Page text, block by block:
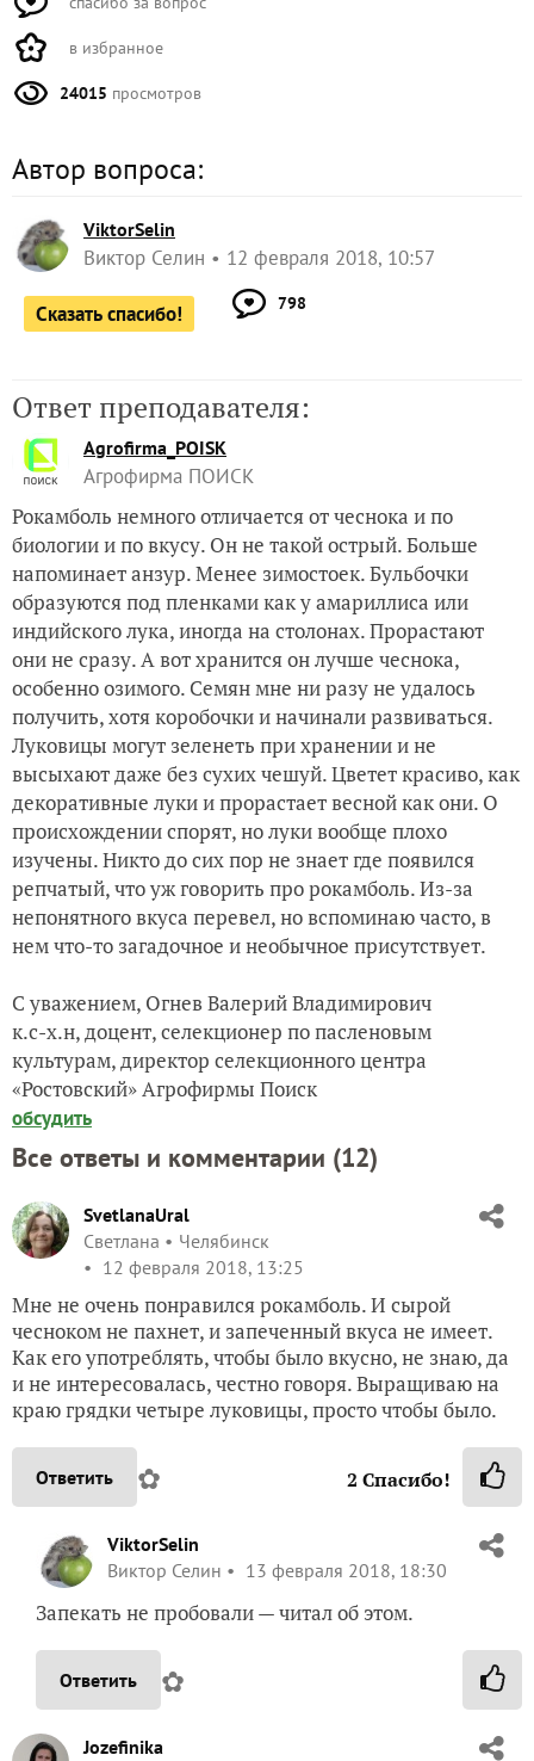
в избранное
24015 просмотров
Автор вопроса:
ViktorSelin
Виктор Селин 12 февраля 2018, 10:57
Сказать спасибо! 798
Ответ преподавателя:
Agrofirma_POISK
Агрофирма ПОИСК
Рокамболь немного отличается от чеснока и по
биологии и по вкусу. Он не такой острый. Больше
напоминает анзур. Менее зимостоек. Бульбочки
образуются под пленками как у амариллиса или
индийского лука, иногда на столонах. Прорастают
они не сразу. А вот хранится он лучше чеснока,
особенно озимого. Семян мне ни разу не удалось
получить, хотя коробочки и начинали развиваться.
Луковицы могут зеленеть при хранении и не
высыхают даже без сухих чешуй. Цветет красиво, как
декоративные луки и прорастает весной как они. О
происхождении спорят, но луки вообще плохо
изучены. Никто до сих пор не знает где появился
репчатый, что уж говорить про рокамболь. Из-за
непонятного вкуса перевел, но вспоминаю часто, в
нем что-то загадочное и необычное присутствует.
С уважением, Огнев Валерий Владимирович
к.с-х.н, доцент, селекционер по пасленовым
культурам, директор селекционного центра
«Ростовский» Агрофирмы Поиск
обсудить
Все ответы и комментарии (12)
SvetlanaUral
Светлана
Челябинск
12 февраля 2018, 13:25
Мне не очень понравился рокамболь. И сырой
чесноком не пахнет, и запеченный вкуса не имеет.
Как его употреблять, чтобы было вкусно, не знаю, да
и не интересовалась, честно говоря. Выращиваю на
краю грядки четыре луковицы, просто чтобы было.
Ответить ✿ 2 Спасибо!
ViktorSelin
Виктор Селин
13 февраля 2018, 18:30
Запекать не пробовали — читал об этом.
Ответить ✿
Jozefinika